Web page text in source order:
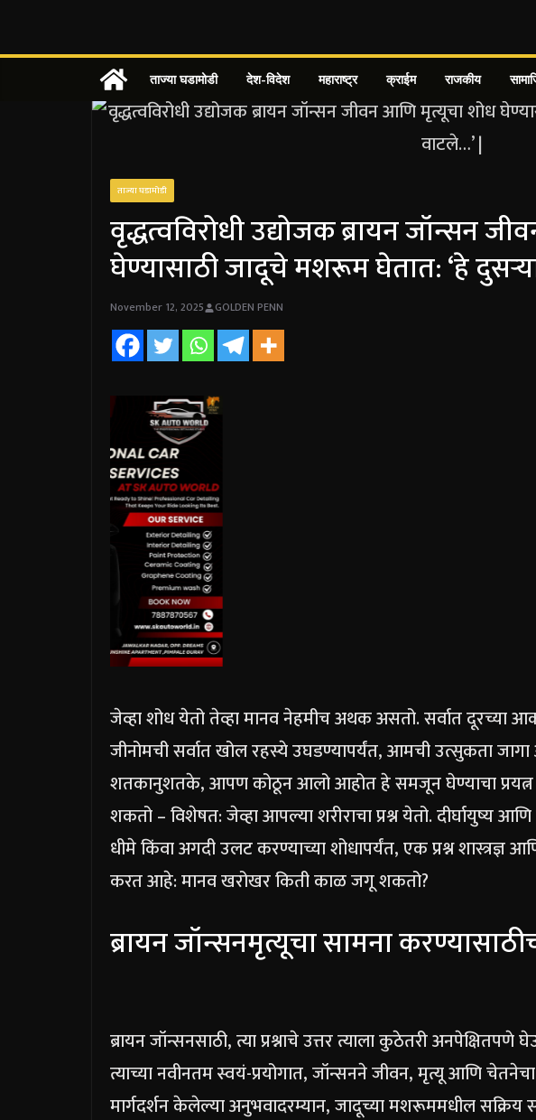
to
ताज्या घडामोडी देश-विदेश महाराष्ट्र क्राईम राजकीय
ताज्या घडामोडी
वृद्धत्वविरोधी उद्योजक ब्रायन जॉन्सन
घेण्यासाठी जादूचे मशरूम घेतात: ‘हे
November 12, 2025 GOLDEN PENN
जेव्हा शोध येतो तेव्हा मानव नेहमीच अथक असतो. सर्वात दूरच्या
जीनोमची सर्वात खोल रहस्ये उघडण्यापर्यंत, आमची उत्सुकता
शतकानुशतके, आपण कोठून आलो आहोत हे समजून घेण्याचा
शकतो – विशेषत: जेव्हा आपल्या शरीराचा प्रश्न येतो. दीर्घायुष्य
धीमे किंवा अगदी उलट करण्याच्या शोधापर्यंत, एक प्रश्न शास्त्रज्ञ
करत आहे: मानव खरोखर किती काळ जगू शकतो?
ब्रायन जॉन्सनमृत्यूचा सामना
ब्रायन जॉन्सनसाठी, त्या प्रश्नाचे उत्तर त्याला कुठेतरी
त्याच्या नवीनतम स्वयं-प्रयोगात, जॉन्सनने जीवन, मृत्यू आणि
मार्गदर्शन केलेल्या अनुभवादरम्यान, जादूच्या मशरूममधील